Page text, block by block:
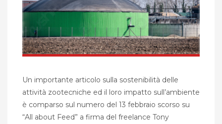
Un importante articolo sulla sostenibilità delle
attività zootecniche ed il loro impatto sull’ambiente
è comparso sul numero del 13 febbraio scorso su
“All about Feed” a firma del freelance Tony